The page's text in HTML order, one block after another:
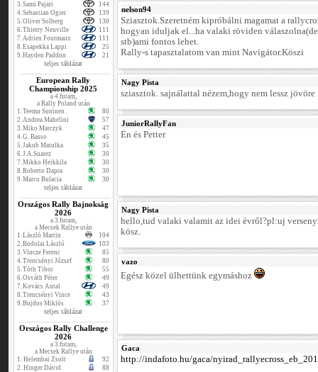
3.Sami Pajari
144
4.Sebastian Ogier
139
5.Oliver Solberg
130
6.Thierry Neuville
111
7.Adrien Fourmaux
111
8.Esapekka Lappi
25
9.Hayden Paddon 21
teljes táblázat
European Rally
Championship 2025
a 4.futam,
a Rally Poland után
1.Teemu Suninen
80
2.Andrea Mabelini
57
3.Miko Marczyk
47
4.G. Basso
45
5.Jakub Matulka
35
6.J.A.Suarez
30
7.Mikko Heikkila
30
8.Roberto Dapra
30
9.Marco Bulacia 30
teljes táblázat
Országos Rally Bajnokság
2026
a 3.futam,
a Mecsek Rallye után
1.László Martin
104
2.Bodolai László
103
3.Vincze Ferenc
85
4.Trencsényi József
80
5.Tóth Tibor
55
6.Osváth Péter
49
7.Kovács Antal
49
8.Trencsényi Vince
43
9.Bujdos Miklós 37
teljes táblázat
Országos Rally Challenge
2026
a 3.futam,
a Mecsek Rallye után
1. Helembai Zsolt
92
2. Hinger Dávid
88
nelson94
Sziasztok.Szeretném kipróbálni magamat a
hogyan iduljak el...ha valaki röviden
stb)ami fontos lehet.
Rally-s tapasztalatom van mint Navigátor.Köszi
Nagy Pista
sziasztok. sajnálattal nézem,hogy nem lessz
JuniorRallyFan
Én és Petter
Nagy Pista
hello,tud valaki valamit az idei évről?pl:uj
kösz.
vazo
Egész közel ülhettünk egymáshoz
Gaca
http://indafoto.hu/gaca/